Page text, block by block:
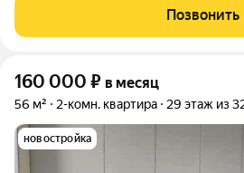
по индивидуальному дизайн-проекту.
готова к проживанию. Техника
Позвонить
160 000 ₽ в месяц
56 м² 2-комн. квартира 29 этаж из
новостройка